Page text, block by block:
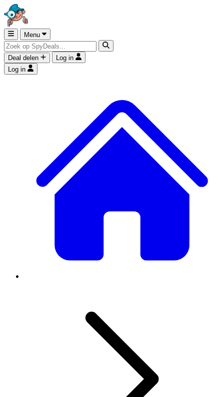
Menu
Deal delen
Log in
Log in